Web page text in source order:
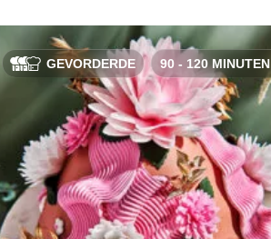
GEVORDERDE 90 - 120 MINUTEN